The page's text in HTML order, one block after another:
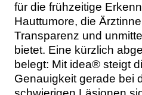
für die frühzeitige
Hauttumore, die
Transparenz und
bietet. Eine kürzlich
belegt: Mit idea® steigt
Genauigkeit gerade bei